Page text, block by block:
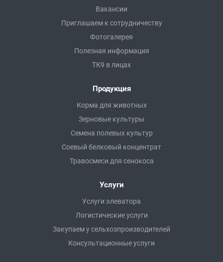
Вакансии
Приглашаем к сотрудничеству
Фотогалерея
Полезная информация
ТК9 в лицах
Продукция
Корма для животных
Зерновые культуры
Семена полевых культур
Соевый белковый концентрат
Травосмеси для сенокоса
Услуги
Услуги элеватора
Логистические услуги
Закупаем у сельхозпроизводителей
Консультационные услуги